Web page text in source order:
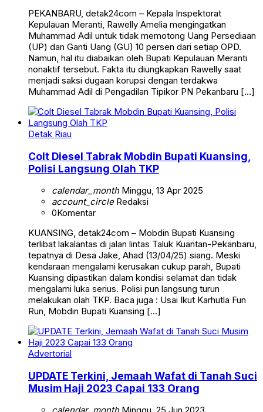
PEKANBARU, detak24com – Kepala Inspektorat
Kepulauan Meranti, Rawelly Amelia mengingatkan
Muhammad Adil untuk tidak memotong Uang Persediaan
(UP) dan Ganti Uang (GU) 10 persen dari setiap OPD.
Namun, hal itu diabaikan oleh Bupati Kepulauan Meranti
nonaktif tersebut. Fakta itu diungkapkan Rawelly saat
menjadi saksi dugaan korupsi dengan terdakwa
Muhammad Adil di Pengadilan Tipikor PN Pekanbaru […]
Detak Riau
Colt Diesel Tabrak Mobdin Bupati Kuansing,
Polisi Langsung Olah TKP
calendar_monthMinggu, 13 Apr 2025
account_circleRedaksi
0Komentar
KUANSING, detak24com – Mobdin Bupati Kuansing
terlibat lakalantas di jalan lintas Taluk Kuantan-Pekanbaru,
tepatnya di Desa Jake, Ahad (13/04/25) siang. Meski
kendaraan mengalami kerusakan cukup parah, Bupati
Kuansing dipastikan dalam kondisi selamat dan tidak
mengalami luka serius. Polisi pun langsung turun
melakukan olah TKP. Baca juga : Usai Ikut Karhutla Fun
Run, Mobdin Bupati Kuansing […]
Advertorial
UPDATE Terkini, Jemaah Wafat di Tanah Suci
Musim Haji 2023 Capai 133 Orang